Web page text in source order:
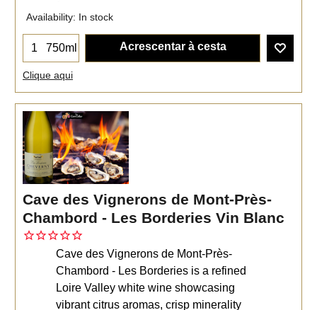
Availability: In stock
750ml Acrescentar à cesta
Clique aqui
Cave des Vignerons de Mont-Près-
Chambord - Les Borderies Vin Blanc
Cave des Vignerons de Mont-Près-
Chambord - Les Borderies is a refined
Loire Valley white wine showcasing
vibrant citrus aromas, crisp minerality